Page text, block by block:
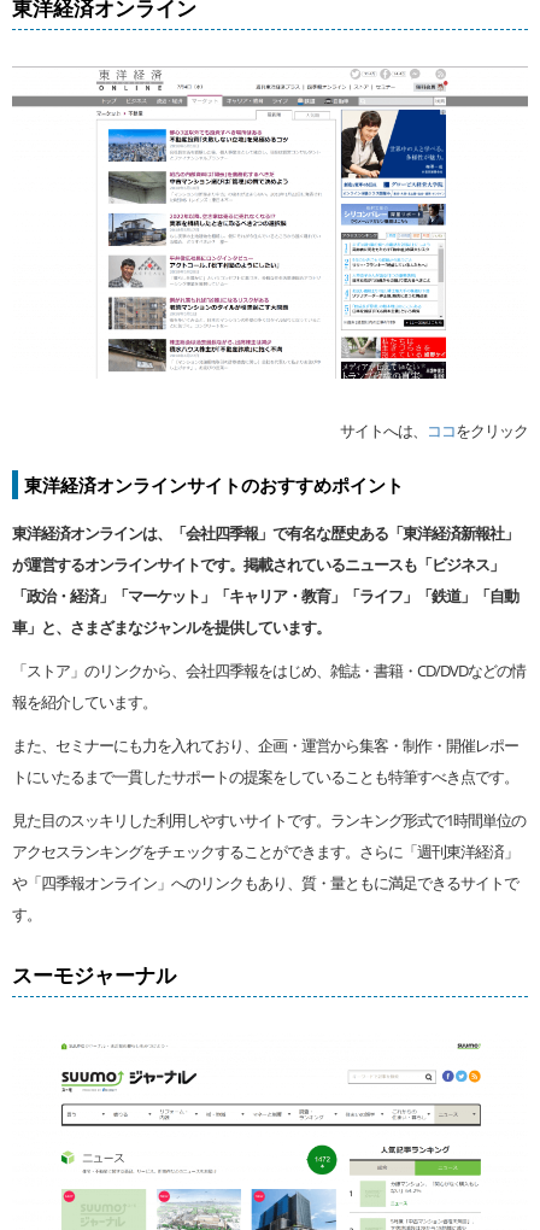
東洋経済オンライン
サイトへは、 ココをクリック
東洋経済オンラインサイトのおすすめポイント
東洋経済オンラインは、「会社四季報」で有名な歴史ある「東洋経済新報社」
が運営するオンラインサイトです。掲載されているニュースも「ビジネス」
「政治・経済」「マーケット」「キャリア・教育」「ライフ」「鉄道」「自動
車」と、さまざまなジャンルを提供しています。
「ストア」のリンクから、会社四季報をはじめ、雑誌・書籍・CD/DVDなどの情
報を紹介しています。
また、セミナーにも力を入れており、企画・運営から集客・制作・開催レポー
トにいたるまで一貫したサポートの提案をしていることも特筆すべき点です。
見た目のスッキリした利用しやすいサイトです。ランキング形式で1時間単位の
アクセスランキングをチェックすることができます。さらに「週刊東洋経済」
や「四季報オンライン」へのリンクもあり、質・量ともに満足できるサイトで
す。
スーモジャーナル